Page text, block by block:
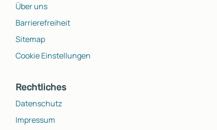
Über uns
Barrierefreiheit
Sitemap
Cookie Einstellungen
Rechtliches
Datenschutz
Impressum